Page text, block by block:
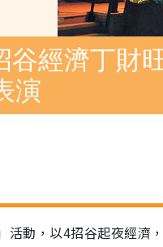
谷經濟丁財
演
活動，以4招谷起夜經濟